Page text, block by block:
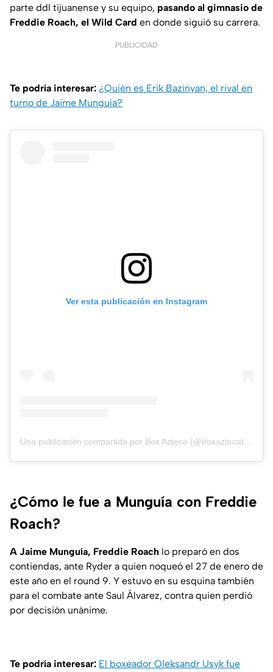
parte ddl tijuanense y su equipo, pasando al gimnasio de
Freddie Roach, el Wild Card en donde siguió su carrera.
PUBLICIDAD
Te podría interesar: ¿Quién es Erik Bazinyan, el rival en
turno de Jaime Munguía?
Ver esta publicación en Instagram
Una publicación compartida por Box Azteca (@boxaztecatva)
¿Cómo le fue a Munguía con Freddie
Roach?
A Jaime Munguía, Freddie Roach lo preparó en dos
contiendas, ante Ryder a quien noqueó el 27 de enero de
este año en el round 9. Y estuvo en su esquina también
para el combate ante Saul Álvarez, contra quien perdió
por decisión unánime.
Te podría interesar: El boxeador Oleksandr Usyk fue